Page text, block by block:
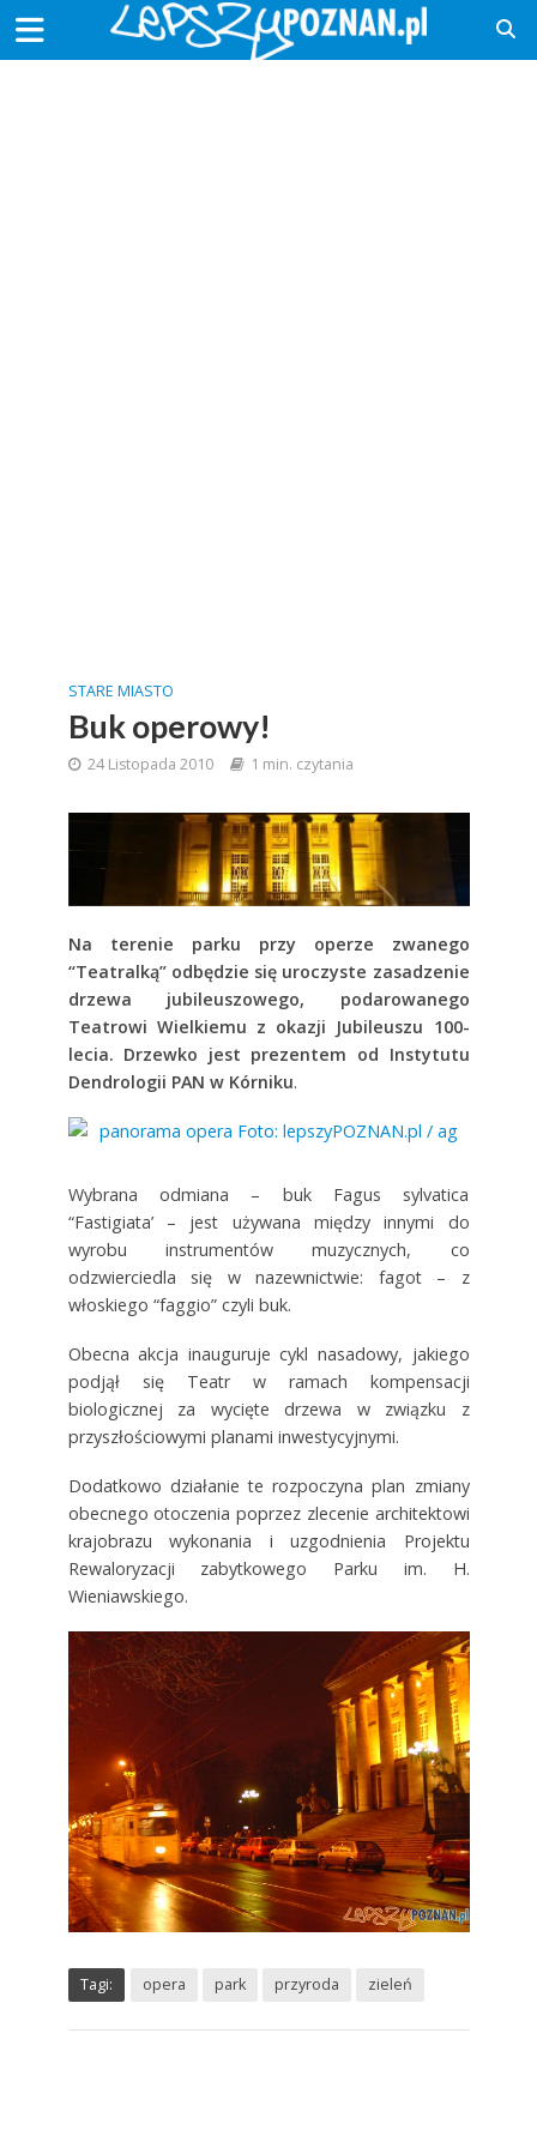
STARE MIASTO
Buk operowy!
24 Listopada 2010 1 min. czytania
Na terenie parku przy operze zwanego
“Teatralką” odbędzie się uroczyste zasadzenie
drzewa jubileuszowego, podarowanego
Teatrowi Wielkiemu z okazji Jubileuszu 100-
lecia. Drzewko jest prezentem od Instytutu
Dendrologii PAN w Kórniku.
Wybrana odmiana – buk Fagus sylvatica
“Fastigiata’ – jest używana między innymi do
wyrobu instrumentów muzycznych, co
odzwierciedla się w nazewnictwie: fagot – z
włoskiego “faggio” czyli buk.
Obecna akcja inauguruje cykl nasadowy, jakiego
podjął się Teatr w ramach kompensacji
biologicznej za wycięte drzewa w związku z
przyszłościowymi planami inwestycyjnymi.
Dodatkowo działanie te rozpoczyna plan zmiany
obecnego otoczenia poprzez zlecenie architektowi
krajobrazu wykonania i uzgodnienia Projektu
Rewaloryzacji zabytkowego Parku im. H.
Wieniawskiego.
Tagi: opera park przyroda zieleń